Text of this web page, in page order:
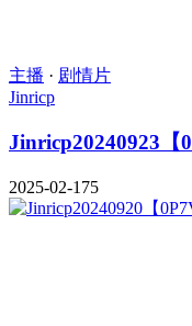
主播 · 剧情片
Jinricp
Jinricp20240923【
2025-02-175